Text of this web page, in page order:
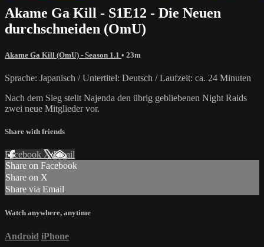
Akame Ga Kill - S1E12 - Die Neuen
durchschneiden (OmU)
Akame Ga Kill (OmU) - Season 1.1 • 23m
Sprache: Japanisch / Untertitel: Deutsch / Laufzeit: ca. 24 Minuten
Nach dem Sieg stellt Najenda den übrig gebliebenen Night Raids
zwei neue Mitglieder vor.
Share with friends
Facebook XEmail
Share on Facebook
Share on X
Share via Email
Watch anywhere, anytime
Android iPhone